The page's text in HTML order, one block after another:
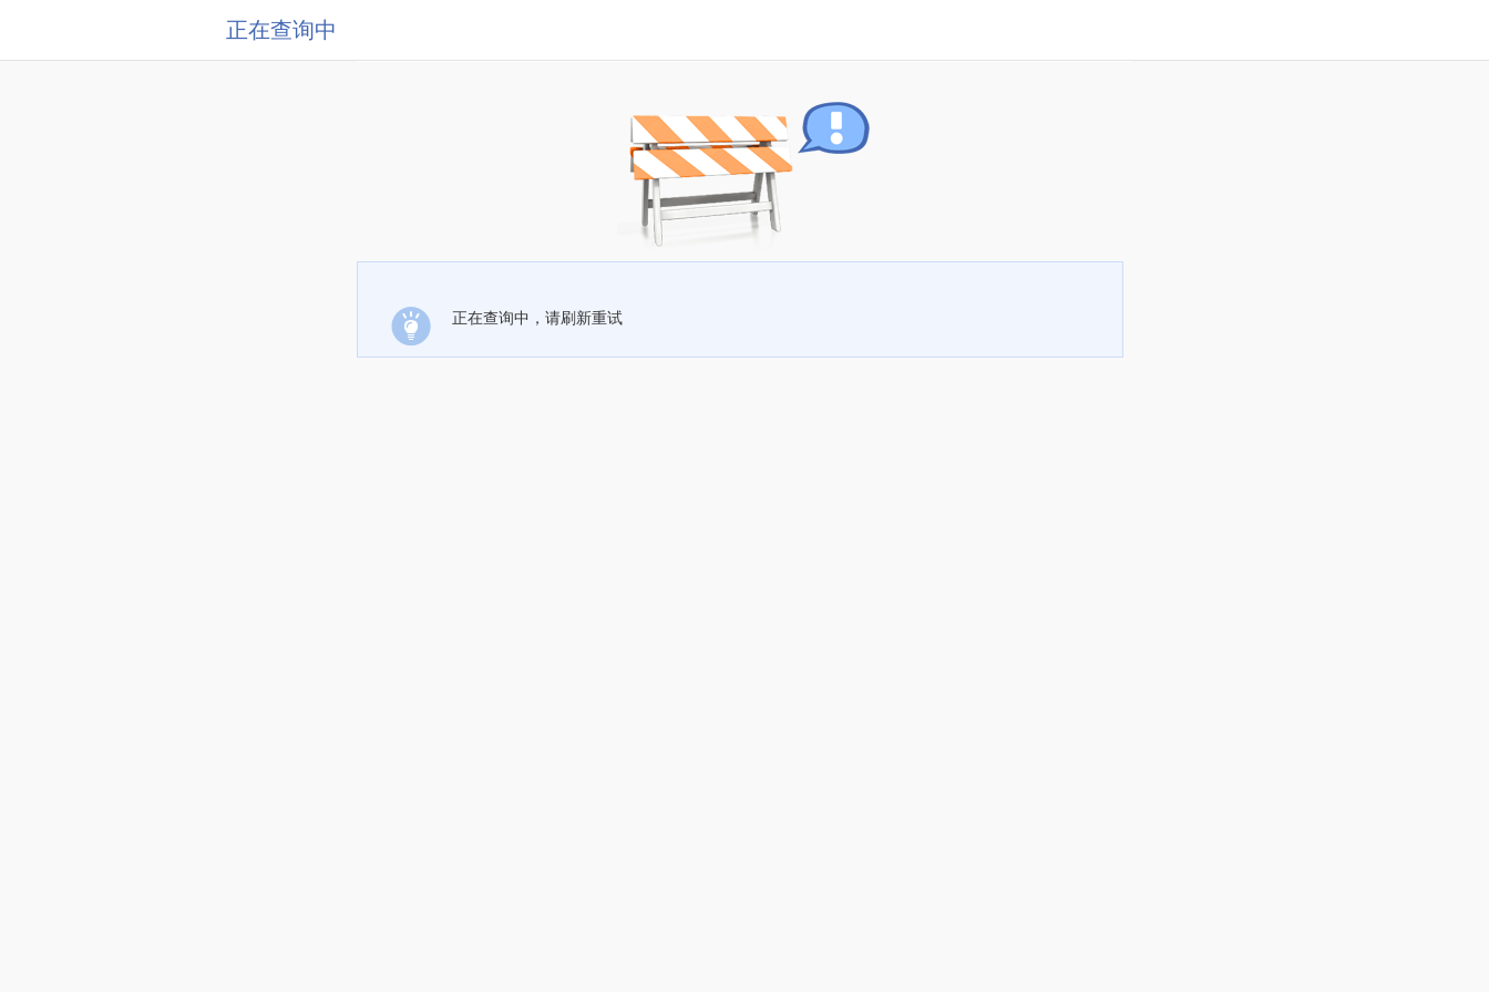
正在查询中
正在查询中，请刷新重试